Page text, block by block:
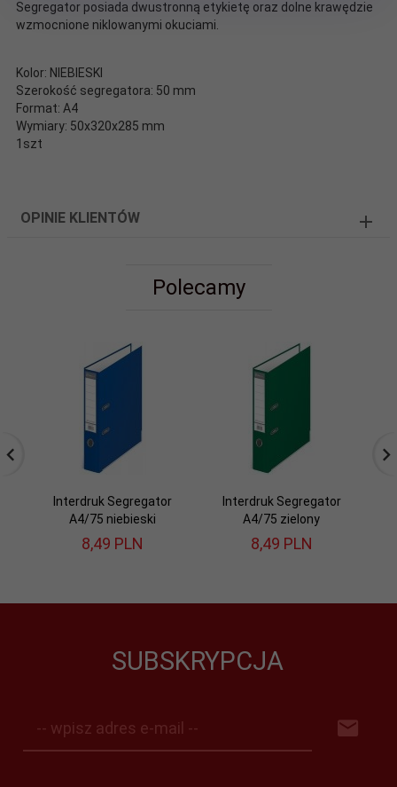
Segregator posiada dwustronną etykietę oraz dolne krawędzie
wzmocnione niklowanymi okuciami.
Kolor: NIEBIESKI
Szerokość segregatora: 50 mm
Format: A4
Wymiary: 50x320x285 mm
1szt
OPINIE KLIENTÓW
Polecamy
Interdruk Segregator
A4/75 niebieski
8,49 PLN
Interdruk Segregator
A4/75 zielony
8,49 PLN
SUBSKRYPCJA
-- wpisz adres e-mail --